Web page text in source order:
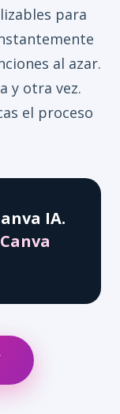
para
al azar.
y otra vez.
el proceso
IA.